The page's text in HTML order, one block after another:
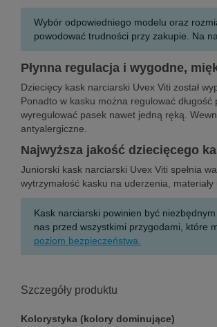
Wybór odpowiedniego modelu oraz
powodować trudności przy zakupie. Na
Płynna regulacja i wygodne,
Dziecięcy kask narciarski Uvex Viti został
Ponadto w kasku można regulować
wyregulować pasek nawet jedną ręką.
antyalergiczne.
Najwyższa jakość dziecięcego
Juniorski kask narciarski Uvex Viti spełnia
wytrzymałość kasku na uderzenia,
Kask narciarski powinien być
nas przed wszystkimi przygodami, które
poziom bezpieczeństwa.
Szczegóły produktu
Kolorystyka (kolory dominujące)